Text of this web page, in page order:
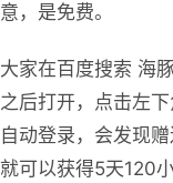
意，是免费。
大家在百度搜索 海
之后打开，点击左
自动登录，会发现
就可以获得5天120